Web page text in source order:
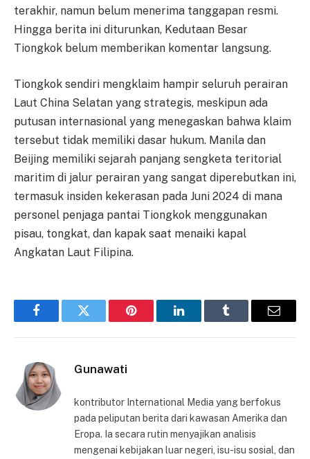
terakhir, namun belum menerima tanggapan resmi.
Hingga berita ini diturunkan, Kedutaan Besar
Tiongkok belum memberikan komentar langsung.
Tiongkok sendiri mengklaim hampir seluruh perairan
Laut China Selatan yang strategis, meskipun ada
putusan internasional yang menegaskan bahwa klaim
tersebut tidak memiliki dasar hukum. Manila dan
Beijing memiliki sejarah panjang sengketa teritorial
maritim di jalur perairan yang sangat diperebutkan ini,
termasuk insiden kekerasan pada Juni 2024 di mana
personel penjaga pantai Tiongkok menggunakan
pisau, tongkat, dan kapak saat menaiki kapal
Angkatan Laut Filipina.
FacebookTwitter Pinterest LinkedInTumblr Email
Gunawati
kontributor International Media yang berfokus
pada peliputan berita dari kawasan Amerika dan
Eropa. Ia secara rutin menyajikan analisis
mengenai kebijakan luar negeri, isu-isu sosial, dan